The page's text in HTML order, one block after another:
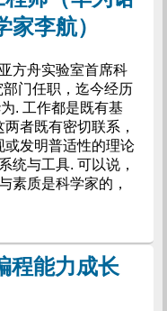
李航）
方舟实验室首席科
门任职，迄今经历
. 工作都是既有基
者既有密切联系，
或发明普适性的理论
统与工具. 可以说，
素质是科学家的，
程能力成长